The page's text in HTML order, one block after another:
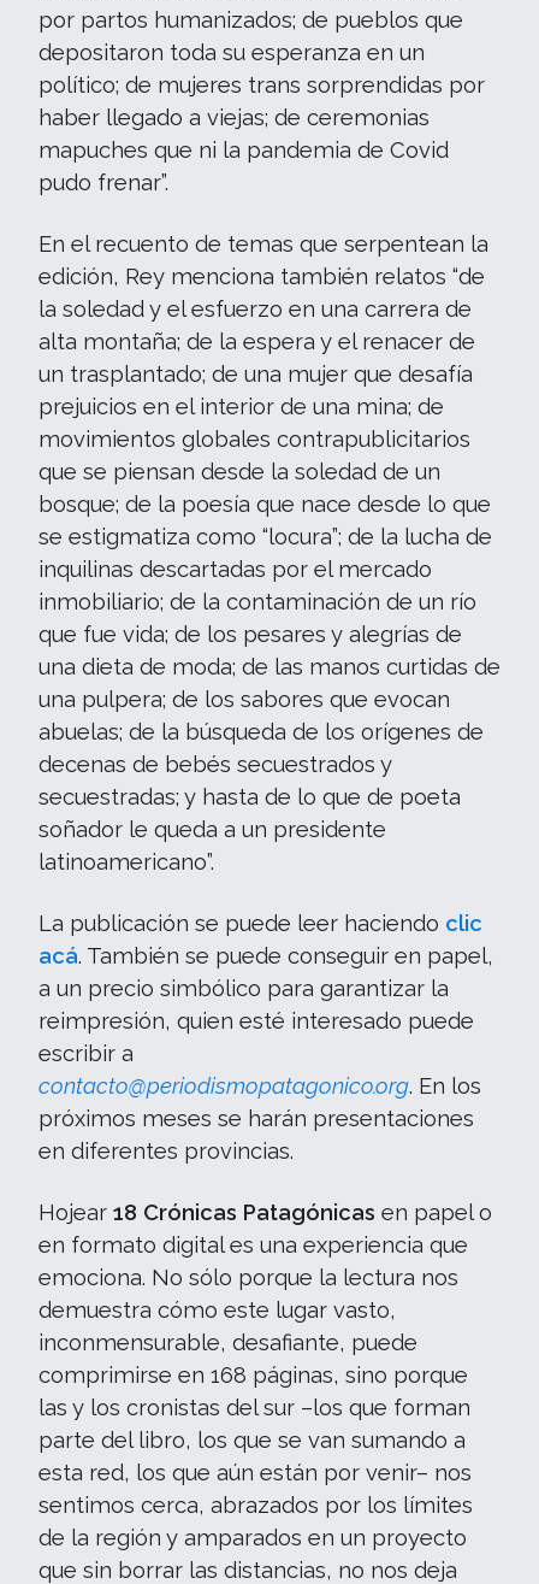
por partos humanizados; de pueblos que
depositaron toda su esperanza en un
político; de mujeres trans sorprendidas por
haber llegado a viejas; de ceremonias
mapuches que ni la pandemia de Covid
pudo frenar”.
En el recuento de temas que serpentean la
edición, Rey menciona también relatos “de
la soledad y el esfuerzo en una carrera de
alta montaña; de la espera y el renacer de
un trasplantado; de una mujer que desafía
prejuicios en el interior de una mina; de
movimientos globales contrapublicitarios
que se piensan desde la soledad de un
bosque; de la poesía que nace desde lo que
se estigmatiza como “locura”; de la lucha de
inquilinas descartadas por el mercado
inmobiliario; de la contaminación de un río
que fue vida; de los pesares y alegrías de
una dieta de moda; de las manos curtidas de
una pulpera; de los sabores que evocan
abuelas; de la búsqueda de los orígenes de
decenas de bebés secuestrados y
secuestradas; y hasta de lo que de poeta
soñador le queda a un presidente
latinoamericano”.
La publicación se puede leer haciendo clic
acá. También se puede conseguir en papel,
a un precio simbólico para garantizar la
reimpresión, quien esté interesado puede
escribir a
contacto@periodismopatagonico.org. En los
próximos meses se harán presentaciones
en diferentes provincias.
Hojear 18 Crónicas Patagónicas en papel o
en formato digital es una experiencia que
emociona. No sólo porque la lectura nos
demuestra cómo este lugar vasto,
inconmensurable, desafiante, puede
comprimirse en 168 páginas, sino porque
las y los cronistas del sur –los que forman
parte del libro, los que se van sumando a
esta red, los que aún están por venir– nos
sentimos cerca, abrazados por los límites
de la región y amparados en un proyecto
que sin borrar las distancias, no nos deja